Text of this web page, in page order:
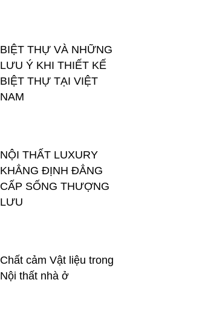
BIỆT THỰ VÀ NHỮNG
LƯU Ý KHI THIẾT KẾ
BIỆT THỰ TẠI VIỆT
NAM
NỘI THẤT LUXURY
KHẲNG ĐỊNH ĐẲNG
CẤP SỐNG THƯỢNG
LƯU
Chất cảm Vật liệu trong
Nội thất nhà ở